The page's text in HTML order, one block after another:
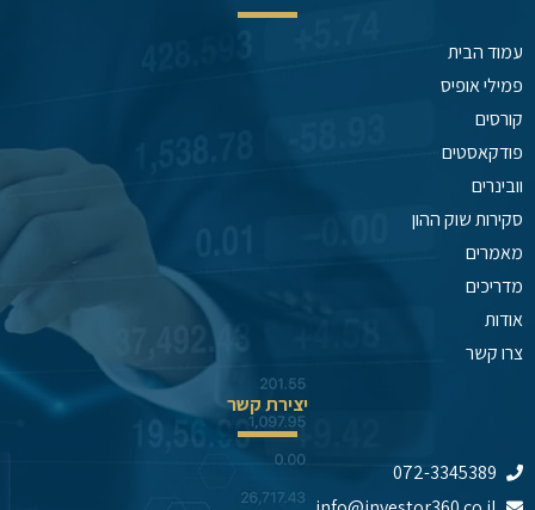
עמוד הבית
פמילי אופיס
קורסים
פודקאסטים
וובינרים
סקירות שוק ההון
מאמרים
מדריכים
אודות
צרו קשר
יצירת קשר
072-3345389